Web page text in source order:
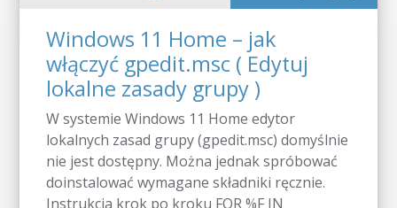
Windows 11 Home – jak
włączyć gpedit.msc ( Edytuj
lokalne zasady grupy )
W systemie Windows 11 Home edytor
lokalnych zasad grupy (gpedit.msc) domyślnie
nie jest dostępny. Można jednak spróbować
doinstalować wymagane składniki ręcznie.
Instrukcja krok po kroku FOR %F IN